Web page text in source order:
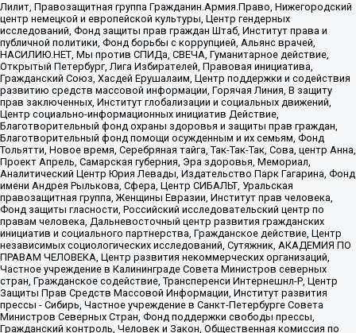
Лилит, Правозащитная группа Гражданин.Армия.Право, Нижегородский
центр немецкой и европейской культуры, Центр гендерных
исследований, Фонд защиты прав граждан Штаб, Институт права и
публичной политики, Фонд борьбы с коррупцией, Альянс врачей,
НАСИЛИЮ.НЕТ, Мы против СПИДа, СВЕЧА, Гуманитарное действие,
Открытый Петербург, Лига Избирателей, Правовая инициатива,
Гражданский Союз, Хасдей Ерушалаим, Центр поддержки и содействия
развитию средств массовой информации, Горячая Линия, В защиту
прав заключенных, Институт глобализации и социальных движений,
Центр социально-информационных инициатив Действие,
Благотворительный фонд охраны здоровья и защиты прав граждан,
Благотворительный фонд помощи осужденным и их семьям, Фонд
Тольятти, Новое время, Серебряная тайга, Так-Так-Так, Сова, центр Анна,
Проект Апрель, Самарская губерния, Эра здоровья, Мемориал,
Аналитический Центр Юрия Левады, Издательство Парк Гагарина, Фонд
имени Андрея Рылькова, Сфера, Центр СИБАЛЬТ, Уральская
правозащитная группа, Женщины Евразии, Институт прав человека,
Фонд защиты гласности, Российский исследовательский центр по
правам человека, Дальневосточный центр развития гражданских
инициатив и социального партнерства, Гражданское действие, Центр
независимых социологических исследований, Сутяжник, АКАДЕМИЯ ПО
ПРАВАМ ЧЕЛОВЕКА, Центр развития некоммерческих организаций,
Частное учреждение в Калининграде Совета Министров северных
стран, Гражданское содействие, Трансперенси Интернешнл-Р, Центр
Защиты Прав Средств Массовой Информации, Институт развития
прессы - Сибирь, Частное учреждение в Санкт-Петербурге Совета
Министров Северных Стран, Фонд поддержки свободы прессы,
Гражданский контроль, Человек и Закон, Общественная комиссия по